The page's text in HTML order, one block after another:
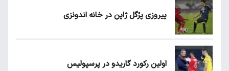
پیروزی پرُگل ژاپن در خانه اندونزی
اولین رکورد گاریدو در پرسپولیس